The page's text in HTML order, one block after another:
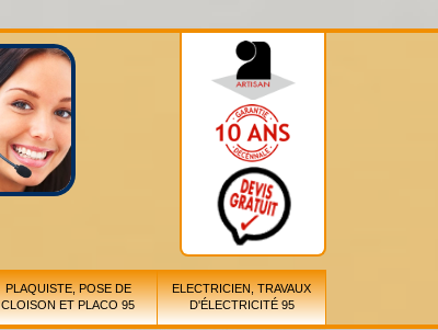
PLAQUISTE, POSE DE
CLOISON ET PLACO 95
ELECTRICIEN, TRAVAUX
D'ÉLECTRICITÉ 95